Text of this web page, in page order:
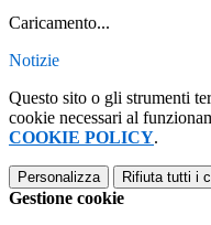
Caricamento...
Notizie
Questo sito o gli strumenti
cookie necessari al
COOKIE POLICY.
Personalizza Rifiuta tutti i
Gestione cookie